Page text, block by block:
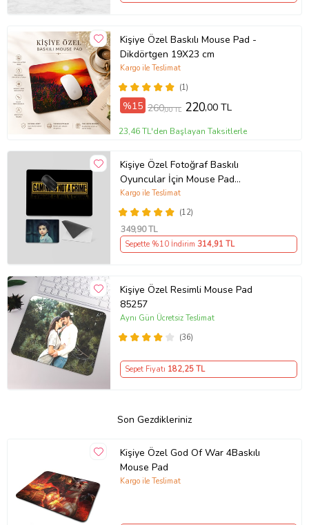
Kişiye Özel Baskılı Mouse Pad -
Dikdörtgen 19X23 cm
(1)
Kargo ile Teslimat
%15 260,00 TL 220,00 TL
23,46 TL'den Başlayan Taksitlerle
Kişiye Özel Fotoğraf Baskılı
Oyuncular İçin Mouse Pad
(28x40cm)
(12)
Kargo ile Teslimat
349,90 TL
Sepette %10 İndirim 314,91 TL
Kişiye Özel Resimli Mouse Pad
85257
(36)
Aynı Gün Ücretsiz Teslimat
Sepet Fiyatı 182,25 TL
Son Gezdikleriniz
Kişiye Özel God Of War 4Baskılı
Mouse Pad
Kargo ile Teslimat